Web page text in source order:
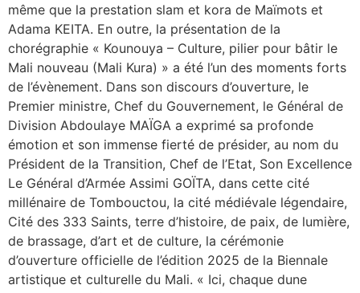
même que la prestation slam et kora de Maïmots et
Adama KEITA. En outre, la présentation de la
chorégraphie « Kounouya – Culture, pilier pour bâtir le
Mali nouveau (Mali Kura) » a été l’un des moments forts
de l’évènement. Dans son discours d’ouverture, le
Premier ministre, Chef du Gouvernement, le Général de
Division Abdoulaye MAÏGA a exprimé sa profonde
émotion et son immense fierté de présider, au nom du
Président de la Transition, Chef de l’Etat, Son Excellence
Le Général d’Armée Assimi GOÏTA, dans cette cité
millénaire de Tombouctou, la cité médiévale légendaire,
Cité des 333 Saints, terre d’histoire, de paix, de lumière,
de brassage, d’art et de culture, la cérémonie
d’ouverture officielle de l’édition 2025 de la Biennale
artistique et culturelle du Mali. « Ici, chaque dune